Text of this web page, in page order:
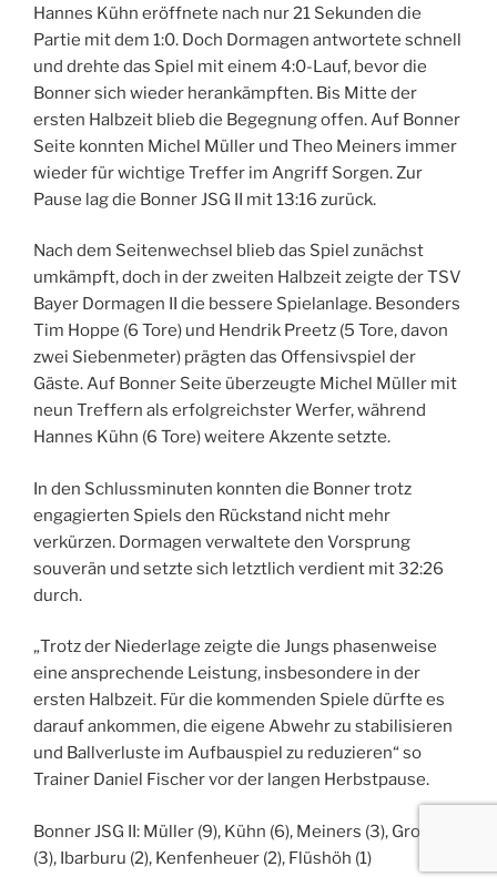
Hannes Kühn eröffnete nach nur 21 Sekunden die
Partie mit dem 1:0. Doch Dormagen antwortete schnell
und drehte das Spiel mit einem 4:0-Lauf, bevor die
Bonner sich wieder herankämpften. Bis Mitte der
ersten Halbzeit blieb die Begegnung offen. Auf Bonner
Seite konnten Michel Müller und Theo Meiners immer
wieder für wichtige Treffer im Angriff Sorgen. Zur
Pause lag die Bonner JSG II mit 13:16 zurück.
Nach dem Seitenwechsel blieb das Spiel zunächst
umkämpft, doch in der zweiten Halbzeit zeigte der TSV
Bayer Dormagen II die bessere Spielanlage. Besonders
Tim Hoppe (6 Tore) und Hendrik Preetz (5 Tore, davon
zwei Siebenmeter) prägten das Offensivspiel der
Gäste. Auf Bonner Seite überzeugte Michel Müller mit
neun Treffern als erfolgreichster Werfer, während
Hannes Kühn (6 Tore) weitere Akzente setzte.
In den Schlussminuten konnten die Bonner trotz
engagierten Spiels den Rückstand nicht mehr
verkürzen. Dormagen verwaltete den Vorsprung
souverän und setzte sich letztlich verdient mit 32:26
durch.
„Trotz der Niederlage zeigte die Jungs phasenweise
eine ansprechende Leistung, insbesondere in der
ersten Halbzeit. Für die kommenden Spiele dürfte es
darauf ankommen, die eigene Abwehr zu stabilisieren
und Ballverluste im Aufbauspiel zu reduzieren“ so
Trainer Daniel Fischer vor der langen Herbstpause.
Bonner JSG II: Müller (9), Kühn (6), Meiners (3), Groneck
(3), Ibarburu (2), Kenfenheuer (2), Flüshöh (1)